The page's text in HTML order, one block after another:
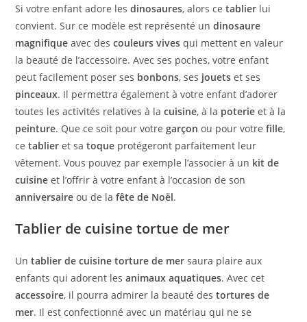
Si votre enfant adore lesdinosaures, alors cetablier lui
convient. Sur ce modèle est représenté undinosaure
magnifique avec descouleurs vives qui mettent en valeur
la beauté de l’accessoire. Avec ses poches, votre enfant
peut facilement poser ses bonbons, ses jouets et ses
pinceaux. Il permettra également à votre enfant d’adorer
toutes les activités relatives à lacuisine, à la poterieet à la
peinture. Que ce soit pour votregarçon ou pour votrefille,
cetablier et satoque protégeront parfaitement leur
vêtement. Vous pouvez par exemple l’associer à un kit de
cuisine et l’offrir à votre enfant à l’occasion de son
anniversaire ou de lafête de Noël.
Tablier de cuisine tortue de mer
Untablier de cuisine torture de mer saura plaire aux
enfants qui adorent lesanimaux aquatiques. Avec cet
accessoire, il pourra admirer la beauté destortures de
mer. Il est confectionné avec un matériau qui ne se